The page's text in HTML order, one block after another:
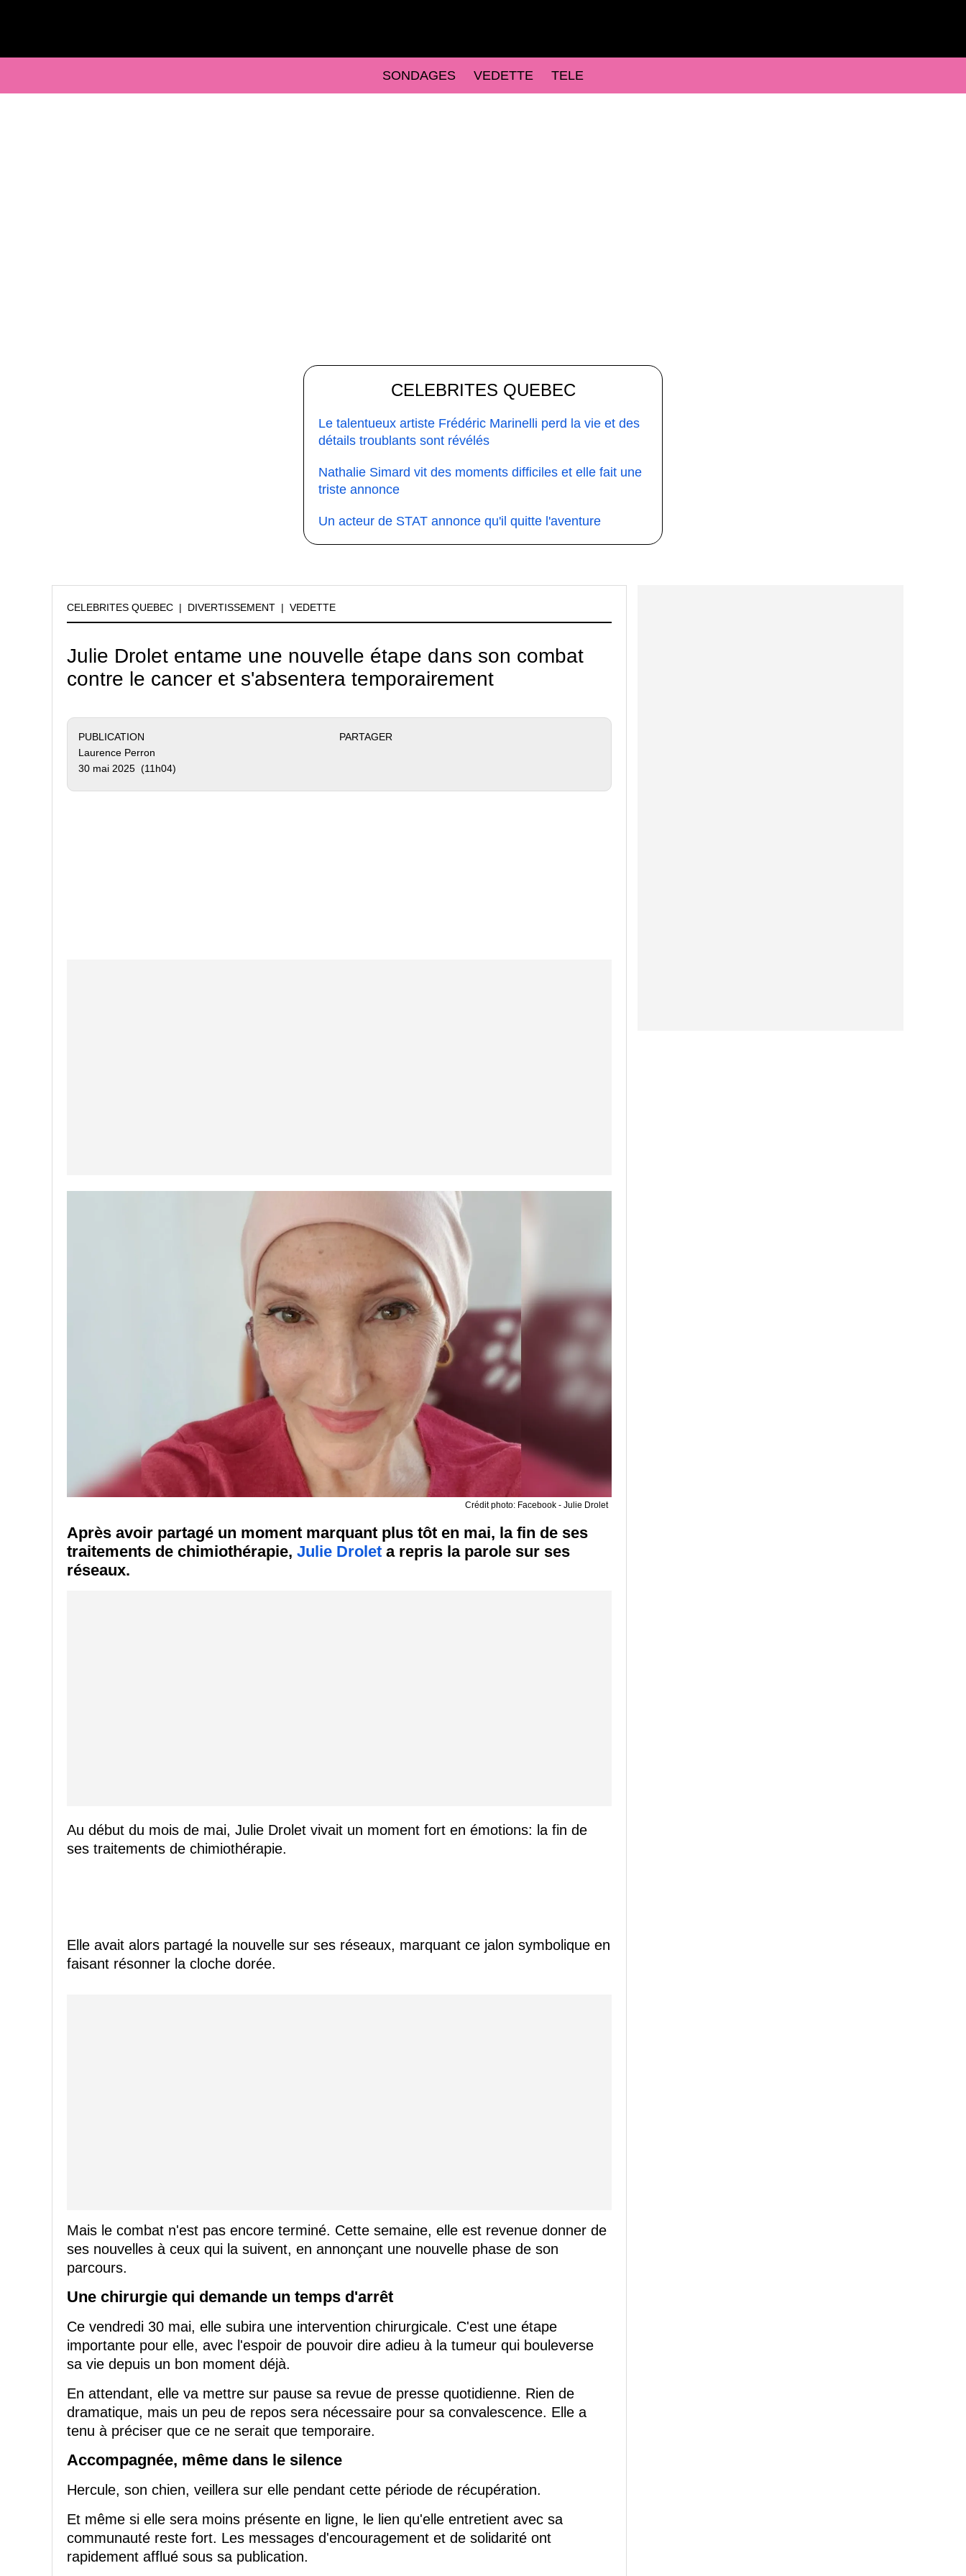
SONDAGES VEDETTE TELE
CELEBRITES QUEBEC
Le talentueux artiste Frédéric Marinelli perd la vie et des
détails troublants sont révélés
Nathalie Simard vit des moments difficiles et elle fait une
triste annonce
Un acteur de STAT annonce qu'il quitte l'aventure
CELEBRITES QUEBEC | DIVERTISSEMENT | VEDETTE
Julie Drolet entame une nouvelle étape dans son combat
contre le cancer et s'absentera temporairement
PUBLICATION
Laurence Perron
30 mai 2025 (11h04)
PARTAGER
Crédit photo: Facebook - Julie Drolet
Après avoir partagé un moment marquant plus tôt en mai, la fin de ses
traitements de chimiothérapie, Julie Drolet a repris la parole sur ses
réseaux.
Au début du mois de mai, Julie Drolet vivait un moment fort en émotions: la fin de
ses traitements de chimiothérapie.
Elle avait alors partagé la nouvelle sur ses réseaux, marquant ce jalon symbolique en
faisant résonner la cloche dorée.
Mais le combat n'est pas encore terminé. Cette semaine, elle est revenue donner de
ses nouvelles à ceux qui la suivent, en annonçant une nouvelle phase de son
parcours.
Une chirurgie qui demande un temps d'arrêt
Ce vendredi 30 mai, elle subira une intervention chirurgicale. C'est une étape
importante pour elle, avec l'espoir de pouvoir dire adieu à la tumeur qui bouleverse
sa vie depuis un bon moment déjà.
En attendant, elle va mettre sur pause sa revue de presse quotidienne. Rien de
dramatique, mais un peu de repos sera nécessaire pour sa convalescence. Elle a
tenu à préciser que ce ne serait que temporaire.
Accompagnée, même dans le silence
Hercule, son chien, veillera sur elle pendant cette période de récupération.
Et même si elle sera moins présente en ligne, le lien qu'elle entretient avec sa
communauté reste fort. Les messages d'encouragement et de solidarité ont
rapidement afflué sous sa publication.